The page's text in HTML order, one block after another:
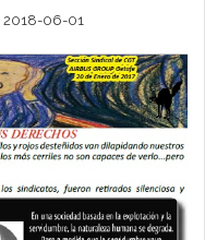
2018-06-01